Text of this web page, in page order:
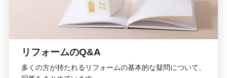
リフォームのQ&A
多くの方が持たれるリフォームの基本的な疑問について、